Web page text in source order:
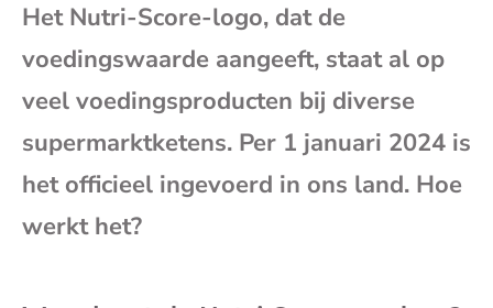
e-
Het Nutri-Score-logo, dat de
voedingswaarde aangeeft, staat al op
veel voedingsproducten bij diverse
supermarktketens. Per 1 januari 2024 is
het officieel ingevoerd in ons land. Hoe
werkt het?